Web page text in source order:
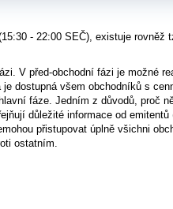
- 22:00 SEČ), existuje rovněž
V před-obchodní fázi je možné
dostupná všem obchodníků s
fáze. Jedním z důvodů, proč
důležité informace od
přistupovat úplně všichni
ostatním.